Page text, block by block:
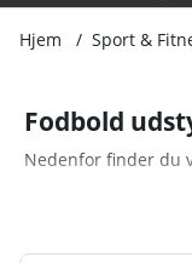
Hjem Sport &
Fodbold
Nedenfor finder du